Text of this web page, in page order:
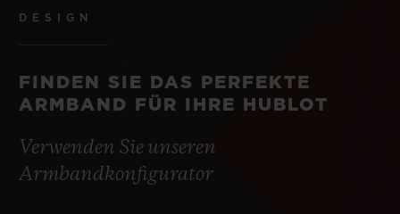
DESIGN
FINDEN SIE DAS PERFEKTE
ARMBAND FÜR IHRE HUBLOT
Verwenden Sie unseren
Armbandkonfigurator